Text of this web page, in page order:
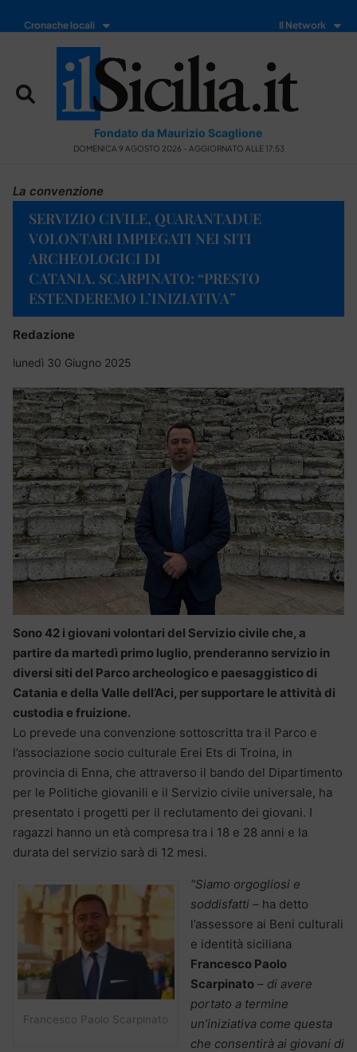
Cronache locali Il Network
Fondato da Maurizio Scaglione
DOMENICA 9 AGOSTO 2026 - AGGIORNATO ALLE 17:53
La convenzione
SERVIZIO CIVILE, QUARANTADUE
VOLONTARI IMPIEGATI NEI SITI
ARCHEOLOGICI DI
CATANIA. SCARPINATO: “PRESTO
ESTENDEREMO L’INIZIATIVA”
Redazione
lunedì 30 Giugno 2025
Sono 42 i giovani volontari del Servizio civile che, a
partire da martedì primo luglio, prenderanno servizio in
diversi siti del Parco archeologico e paesaggistico di
Catania e della Valle dell’Aci, per supportare le attività di
custodia e fruizione.
Lo prevede una convenzione sottoscritta tra il Parco e
l’associazione socio culturale Erei Ets di Troina, in
provincia di Enna, che attraverso il bando del Dipartimento
per le Politiche giovanili e il Servizio civile universale, ha
presentato i progetti per il reclutamento dei giovani. I
ragazzi hanno un età compresa tra i 18 e 28 anni e la
durata del servizio sarà di 12 mesi.
Francesco Paolo Scarpinato
“Siamo orgogliosi e
soddisfatti – ha detto
l’assessore ai Beni culturali
e identità siciliana
Francesco Paolo
Scarpinato – di avere
portato a termine
un’iniziativa come questa
che consentirà ai giovani di